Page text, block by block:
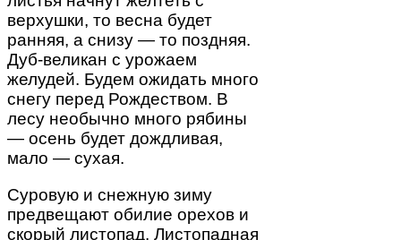
верхушки, то весна будет
ранняя, а снизу — то поздняя.
Дуб-великан с урожаем
желудей. Будем ожидать много
снегу перед Рождеством. В
лесу необычно много рябины
— осень будет дождливая,
мало — сухая.
Суровую и снежную зиму
предвещают обилие орехов и
скорый листопад. Листопадная